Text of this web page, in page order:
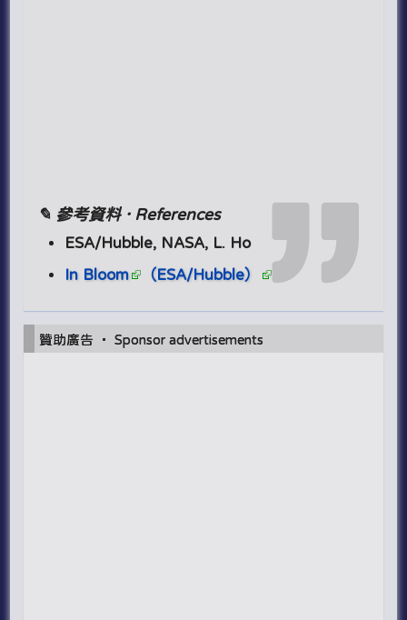
✎ 參考資料 · References
ESA/Hubble, NASA, L. Ho
In Bloom （ESA/Hubble）
贊助廣告 ‧ Sponsor advertisements